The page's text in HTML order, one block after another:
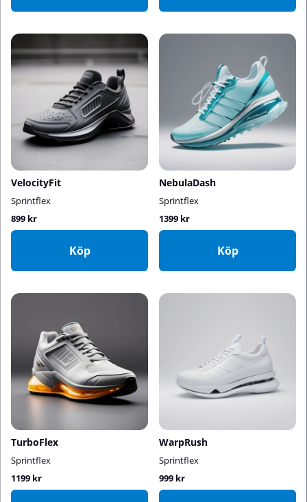
VelocityFit
Sprintflex
899 kr
Köp
NebulaDash
Sprintflex
1399 kr
Köp
TurboFlex
Sprintflex
1199 kr
WarpRush
Sprintflex
999 kr